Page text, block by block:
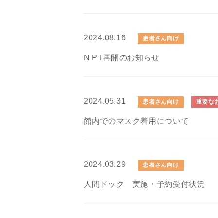
2024.08.16 患者さん向け
NIPT再開のお知らせ
2024.05.31 患者さん向け 重要な
館内でのマスク着用について
2024.03.29 患者さん向け
人間ドック 実施・予約受付状況